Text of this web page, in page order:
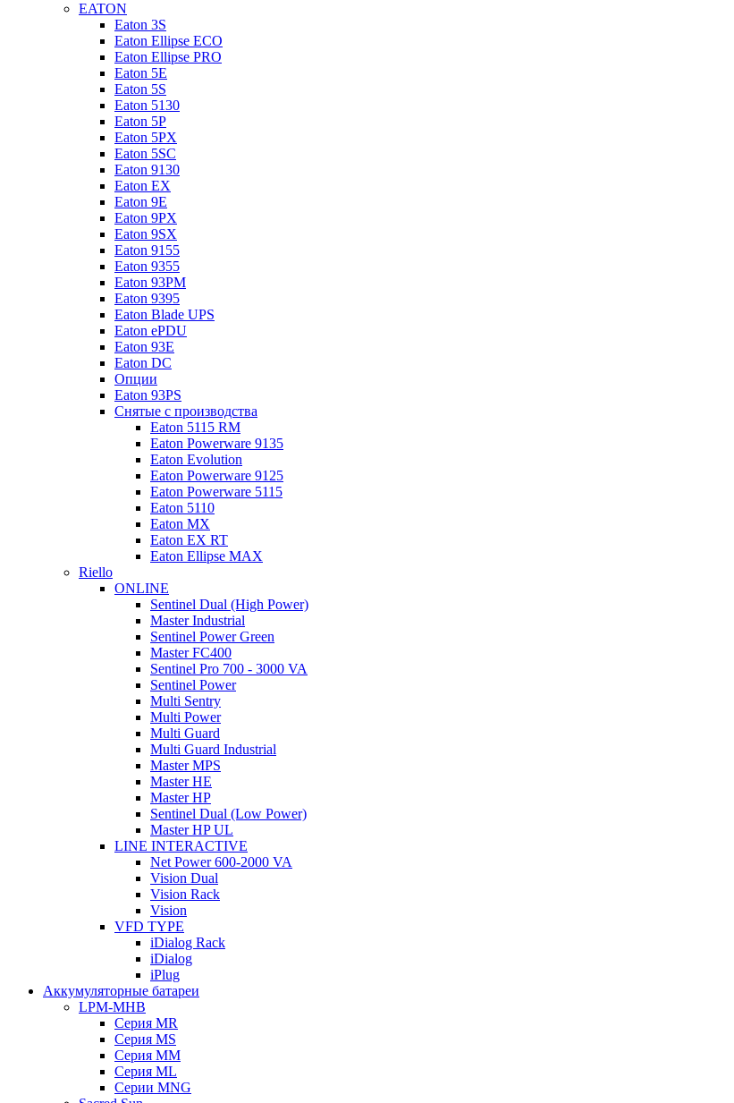
EATON
Eaton 3S
Eaton Ellipse ECO
Eaton Ellipse PRO
Eaton 5E
Eaton 5S
Eaton 5130
Eaton 5P
Eaton 5PX
Eaton 5SC
Eaton 9130
Eaton EX
Eaton 9E
Eaton 9PX
Eaton 9SX
Eaton 9155
Eaton 9355
Eaton 93PM
Eaton 9395
Eaton Blade UPS
Eaton ePDU
Eaton 93E
Eaton DC
Опции
Eaton 93PS
Снятые с производства
Eaton 5115 RM
Eaton Powerware 9135
Eaton Evolution
Eaton Powerware 9125
Eaton Powerware 5115
Eaton 5110
Eaton MX
Eaton EX RT
Eaton Ellipse MAX
Riello
ONLINE
Sentinel Dual (High Power)
Master Industrial
Sentinel Power Green
Master FC400
Sentinel Pro 700 - 3000 VA
Sentinel Power
Multi Sentry
Multi Power
Multi Guard
Multi Guard Industrial
Master MPS
Master HE
Master HP
Sentinel Dual (Low Power)
Master HP UL
LINE INTERACTIVE
Net Power 600-2000 VA
Vision Dual
Vision Rack
Vision
VFD TYPE
iDialog Rack
iDialog
iPlug
Аккумуляторные батареи
LPM-MHB
Серия MR
Серия MS
Серия MM
Серия ML
Серии MNG